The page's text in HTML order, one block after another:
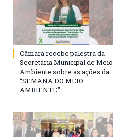
Câmara recebe palestra da
Secretária Municipal de Meio
Ambiente sobre as ações da
“SEMANA DO MEIO
AMBIENTE”